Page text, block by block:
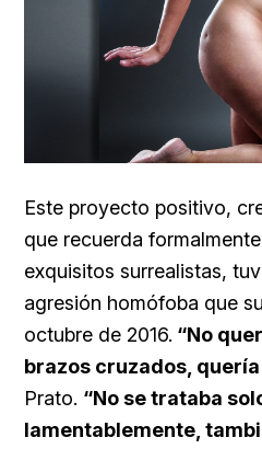
Este proyecto positivo,
que recuerda
exquisitos surrealistas,
agresión homófoba que
octubre de 2016. “No
brazos cruzados,
Prato. “No se trataba
lamentablemente,